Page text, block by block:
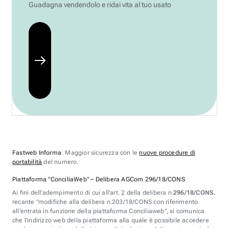
Guadagna vendendolo e ridai vita al tuo usato
Fastweb Informa: Maggior sicurezza con lenuove procedure di
portabilità del numero.
Piattaforma "ConciliaWeb" – Delibera AGCom 296/18/CONS
Ai fini dell'adempimento di cui all'art. 2 della delibera n.296/18/CONS,
recante "modifiche alla delibera n.203/18/CONS con riferimento
all'entrata in funzione della piattaforma Conciliaweb", si comunica
che l'indirizzo web della piattaforma alla quale è possibile accedere